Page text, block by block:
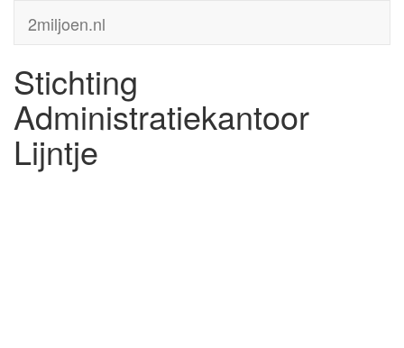
2miljoen.nl
Stichting
Administratiekantoor
Lijntje